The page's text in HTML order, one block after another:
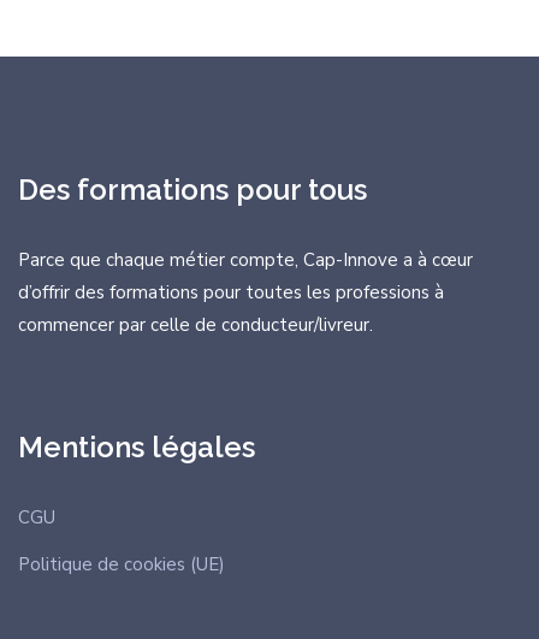
Mentions légales
CGU
Politique de cookies (UE)
Des formations pour tous
Parce que chaque métier compte, Cap-Innove a à cœur
d’offrir des formations pour toutes les professions à
commencer par celle de conducteur/livreur.